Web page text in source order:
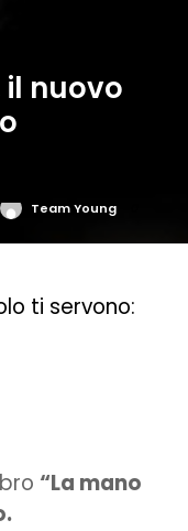
il nuovo
Team Young
ti servono:
“La mano